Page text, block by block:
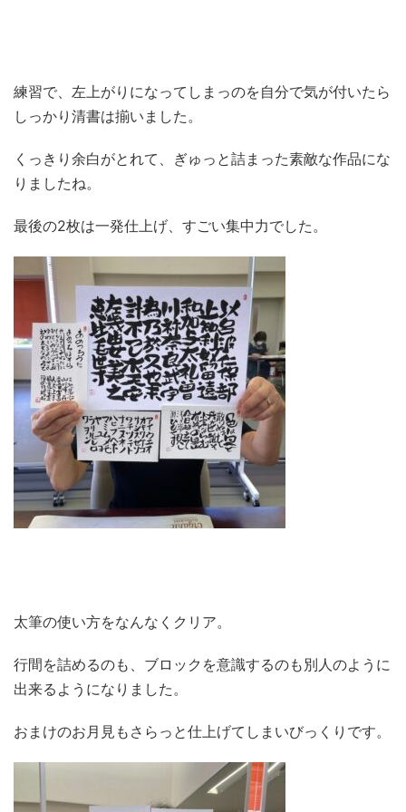
練習で、左上がりになってしまっのを自分で気が付いたら
しっかり清書は揃いました。
くっきり余白がとれて、ぎゅっと詰まった素敵な作品にな
りましたね。
最後の2枚は一発仕上げ、すごい集中力でした。
太筆の使い方をなんなくクリア。
行間を詰めるのも、ブロックを意識するのも別人のように
出来るようになりました。
おまけのお月見もさらっと仕上げてしまいびっくりです。